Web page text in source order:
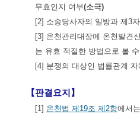
무효인지 여부(소극)
[2] 소송당사자의 일방과 제3
[3] 온천관리대장에 온천발견
는 유효 적절한 방법으로 볼
[4] 분쟁의 대상인 법률관계
【판결요지】
[1] 온천법 제19조 제2항에서